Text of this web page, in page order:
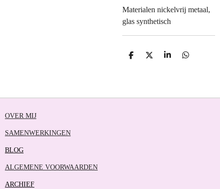
Materialen nickelvrij metaal,
glas synthetisch
D
D
S
D
OVER MIJ
SAMENWERKINGEN
BLOG
ALGEMENE VOORWAARDEN
ARCHIEF